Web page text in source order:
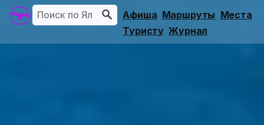
Афиша Маршруты Места
Туристу Журнал